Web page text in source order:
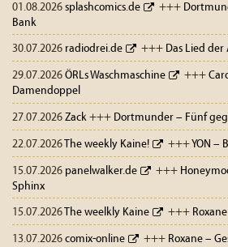
01.08.2026 splashcomics.de +++
Bank
30.07.2026 radiodrei.de +++ Das Lied der
29.07.2026 ÖRLs Waschmaschine +++
Damendoppel
27.07.2026 Zack +++ Dortmunder – Fünf
22.07.2026 The weekly Kaine! +++ YON –
15.07.2026 panelwalker.de +++
Sphinx
15.07.2026 The weelkly Kaine +++
13.07.2026 comix-online +++ Roxane –